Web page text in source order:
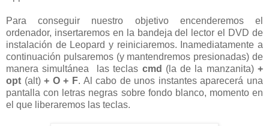
Para conseguir nuestro objetivo encenderemos el
ordenador, insertaremos en la bandeja del lector el DVD de
instalación de Leopard y reiniciaremos. Inamediatamente a
continuación pulsaremos (y mantendremos presionadas) de
manera simultánea las teclas cmd (la de la manzanita)+
opt (alt)+ O + F. Al cabo de unos instantes aparecerá una
pantalla con letras negras sobre fondo blanco, momento en
el que liberaremos las teclas.